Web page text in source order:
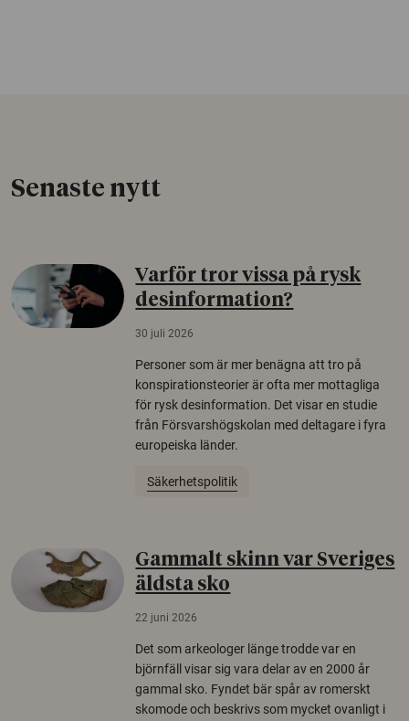
Senaste nytt
Varför tror vissa på rysk
desinformation?
30 juli 2026
Personer som är mer benägna att tro på
konspirationsteorier är ofta mer mottagliga
för rysk desinformation. Det visar en studie
från Försvarshögskolan med deltagare i fyra
europeiska länder.
Säkerhetspolitik
Gammalt skinn var Sveriges
äldsta sko
22 juni 2026
Det som arkeologer länge trodde var en
björnfäll visar sig vara delar av en 2000 år
gammal sko. Fyndet bär spår av romerskt
skomode och beskrivs som mycket ovanligt i